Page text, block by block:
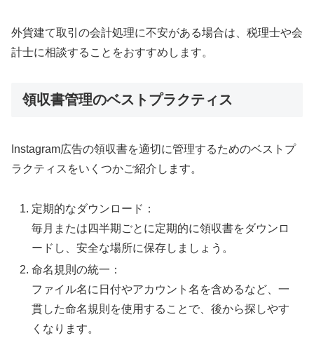
外貨建て取引の会計処理に不安がある場合は、税理士や会
計士に相談することをおすすめします。
領収書管理のベストプラクティス
Instagram広告の領収書を適切に管理するためのベストプ
ラクティスをいくつかご紹介します。
定期的なダウンロード：
毎月または四半期ごとに定期的に領収書をダウンロ
ードし、安全な場所に保存しましょう。
命名規則の統一：
ファイル名に日付やアカウント名を含めるなど、一
貫した命名規則を使用することで、後から探しやす
くなります。